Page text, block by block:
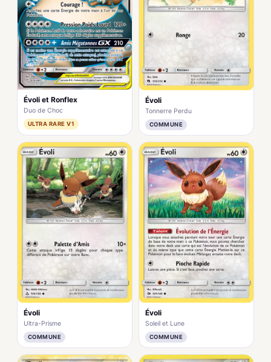
Évoli et Ronflex
Duo de Choc
ULTRA RARE V1
Évoli
Tonnerre Perdu
COMMUNE
Évoli
Ultra-Prisme
COMMUNE
Évoli
Soleil et Lune
COMMUNE